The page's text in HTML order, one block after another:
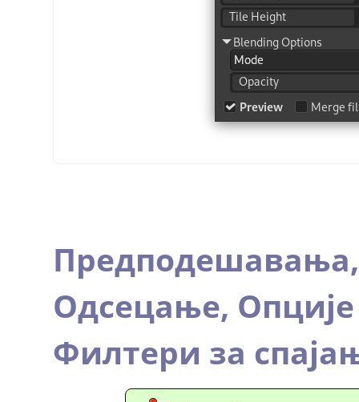
Одсецање,
Филтери за